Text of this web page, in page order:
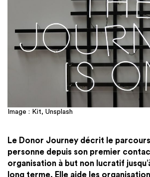
Image : Kit, Unsplash
Le Donor Journey décrit le
personne depuis son premier
organisation à but non lucratif
long terme. Elle aide les